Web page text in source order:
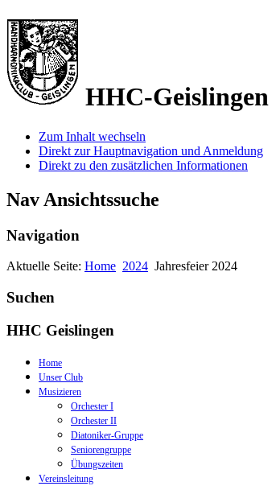
HHC-Geislingen
Zum Inhalt wechseln
Direkt zur Hauptnavigation und Anmeldung
Direkt zu den zusätzlichen Informationen
Nav Ansichtssuche
Navigation
Aktuelle Seite: Home 2024 Jahresfeier 2024
Suchen
HHC Geislingen
Home
Unser Club
Musizieren
Orchester I
Orchester II
Diatoniker-Gruppe
Seniorengruppe
Übungszeiten
Vereinsleitung